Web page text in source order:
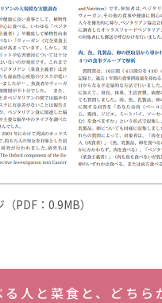
PDF：0.9MB）
る人と菜食と、どちら